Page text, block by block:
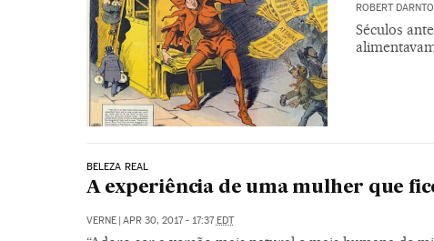
ROBERT
Séculos
BELEZA REAL
A experiência de uma mulher que
VERNE APR 30, 2017 - 17:37 EDT